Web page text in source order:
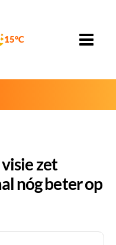
15°C
zet
nóg beter op